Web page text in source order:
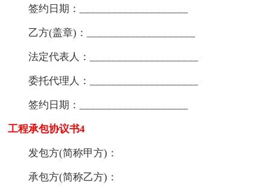
签约日期：____________________
乙方(盖章)：____________________
法定代表人：____________________
委托代理人：____________________
签约日期：____________________
工程承包协议书4
发包方(简称甲方)：
承包方(简称乙方)：